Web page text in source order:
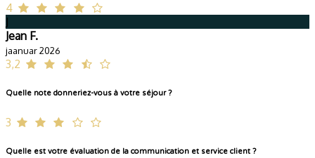
4
J
Jean F.
jaanuar 2026
3,2
Quelle note donneriez-vous à votre séjour ?
3
Quelle est votre évaluation de la communication et service client ?